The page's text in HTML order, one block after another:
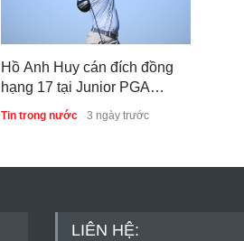
Hồ Anh Huy cán đích đồng
hạng 17 tại Junior PGA
Championship 2026
Tin trong nước 3 ngày trước
LIÊN HỆ: